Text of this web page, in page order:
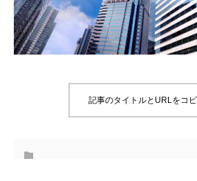
記事のタイトルとURLをコ